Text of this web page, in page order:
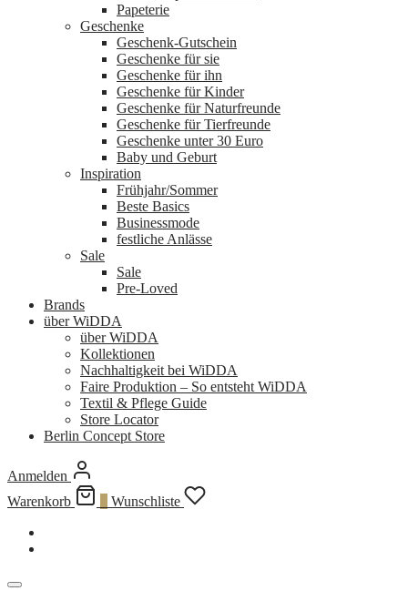
Papeterie
Geschenke
Geschenk-Gutschein
Geschenke für sie
Geschenke für ihn
Geschenke für Kinder
Geschenke für Naturfreunde
Geschenke für Tierfreunde
Geschenke unter 30 Euro
Baby und Geburt
Inspiration
Frühjahr/Sommer
Beste Basics
Businessmode
festliche Anlässe
Sale
Sale
Pre-Loved
Brands
über WiDDA
über WiDDA
Kollektionen
Nachhaltigkeit bei WiDDA
Faire Produktion – So entsteht WiDDA
Textil & Pflege Guide
Store Locator
Berlin Concept Store
Anmelden
Warenkorb
Wunschliste